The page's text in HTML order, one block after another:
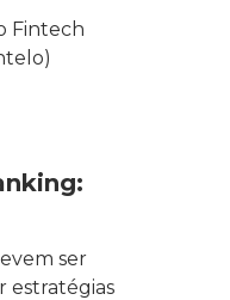
Fintech
ser
estratégias